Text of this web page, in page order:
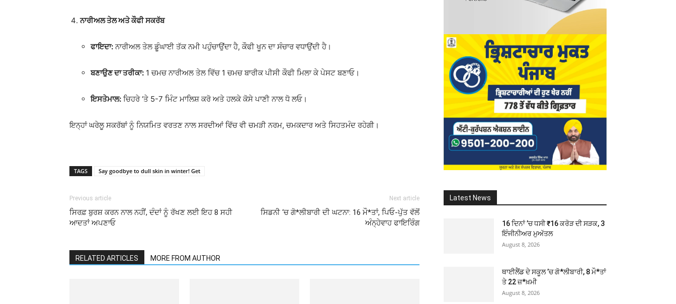
ਨਾਰੀਅਲ ਤੇਲ ਅਤੇ ਕੌਫੀ ਸਕਰੱਬ
ਫਾਇਦਾ:ਨਾਰੀਅਲ ਤੇਲ ਡੂੰਘਾਈ ਤੱਕ ਨਮੀ ਪਹੁੰਚਾਉਂਦਾ ਹੈ, ਕੌਫੀ ਖੂਨ ਦਾ ਸੰਚਾਰ ਵਧਾਉਂਦੀ ਹੈ।
ਬਣਾਉਣ ਦਾ ਤਰੀਕਾ: 1 ਚਮਚ ਨਾਰੀਅਲ ਤੇਲ ਵਿੱਚ 1 ਚਮਚ ਬਾਰੀਕ ਪੀਸੀ ਕੌਫੀ ਮਿਲਾ ਕੇ ਪੇਸਟ ਬਣਾਓ।
ਇਸਤੇਮਾਲ: ਚਿਹਰੇ ‘ਤੇ 5-7 ਮਿੰਟ ਮਾਲਿਸ਼ ਕਰੋ ਅਤੇ ਹਲਕੇ ਕੋਸੇ ਪਾਣੀ ਨਾਲ ਧੋ ਲਓ।
ਇਨ੍ਹਾਂ ਘਰੇਲੂ ਸਕਰੱਬਾਂ ਨੂੰ ਨਿਯਮਿਤ ਵਰਤਣ ਨਾਲ ਸਰਦੀਆਂ ਵਿੱਚ ਵੀ ਚਮੜੀ ਨਰਮ, ਚਮਕਦਾਰ ਅਤੇ ਸਿਹਤਮੰਦ ਰਹੇਗੀ।
TAGS Say goodbye to dull skin in winter! Get
Previous article
ਸਿਰਫ਼ ਬੁਰਸ਼ ਕਰਨ ਨਾਲ ਨਹੀਂ, ਦੰਦਾਂ ਨੂੰ ਰੱਖਣ ਲਈ ਇਹ 8 ਸਹੀ
ਆਦਤਾਂ ਅਪਣਾਓ
Next article
ਸਿਡਨੀ ‘ਚ ਗੋ*ਲੀਬਾਰੀ ਦੀ ਘਟਨਾ: 16 ਮੌ*ਤਾਂ, ਪਿਓ-ਪੁੱਤ ਵੱਲੋਂ
ਅੰਨ੍ਹੇਵਾਹ ਫਾਇਰਿੰਗ
RELATED ARTICLES MORE FROM AUTHOR
Latest News
16 ਦਿਨਾਂ ’ਚ ਧਸੀ ₹16 ਕਰੋੜ ਦੀ ਸੜਕ, 3
ਇੰਜੀਨੀਅਰ ਮੁਅੱਤਲ
August 8, 2026
ਥਾਈਲੈਂਡ ਦੇ ਸਕੂਲ ’ਚ ਗੋ*ਲੀਬਾਰੀ, 8 ਮੌ*ਤਾਂ
ਤੇ 22 ਜ਼*ਖ਼ਮੀ
August 8, 2026